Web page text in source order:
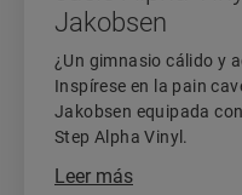
Jakobsen
¿Un gimnasio cálido y
Inspírese en la pain
Jakobsen equipada
Step Alpha Vinyl.
Leer más